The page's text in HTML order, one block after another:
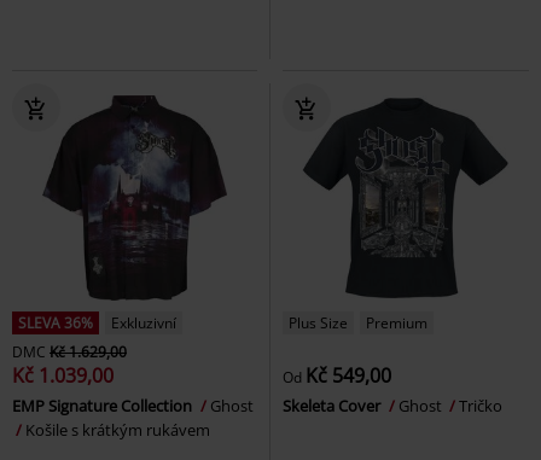
SLEVA 36%
Exkluzivní
DMC Kč 1.629,00
Kč 1.039,00
EMP Signature Collection
Ghost
Košile s krátkým rukávem
Plus Size Premium
Od Kč 549,00
Skeleta Cover Ghost Tričko